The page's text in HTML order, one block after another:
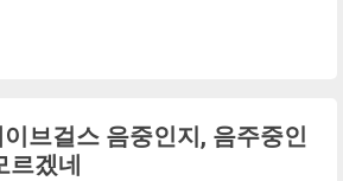
브걸스 음중인지, 음주중인
르겠네